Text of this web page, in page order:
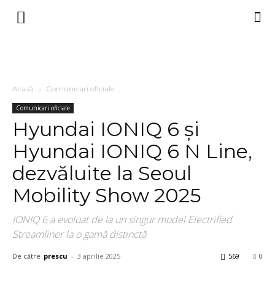
Acasă Comunicari oficiale
Comunicari oficiale
Hyundai IONIQ 6 și
Hyundai IONIQ 6 N Line,
dezvăluite la Seoul
Mobility Show 2025
IONIQ 6 a evoluat de la un singur model Electrified
Streamliner la o gamă distinctă
De către prescu - 3 aprilie 2025 0
569